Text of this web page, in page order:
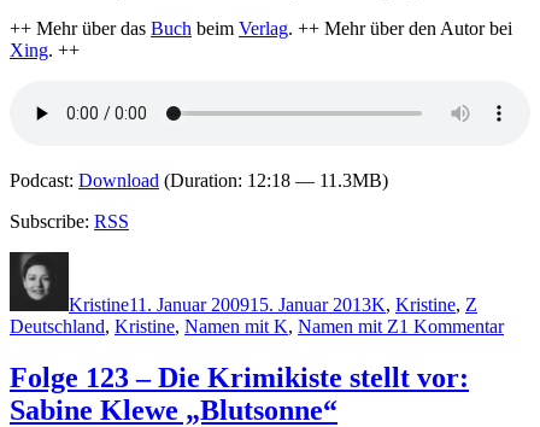
++ Mehr über das Buch beim Verlag. ++ Mehr über den Autor bei
Xing. ++
Podcast: Download (Duration: 12:18 — 11.3MB)
Subscribe: RSS
Kristine11. Januar 200915. Januar 2013K, Kristine, Z
Deutschland, Kristine, Namen mit K, Namen mit Z1 Kommentarzu
Folge 123 – Die Krimikiste stellt vor:
Sabine Klewe „Blutsonne“